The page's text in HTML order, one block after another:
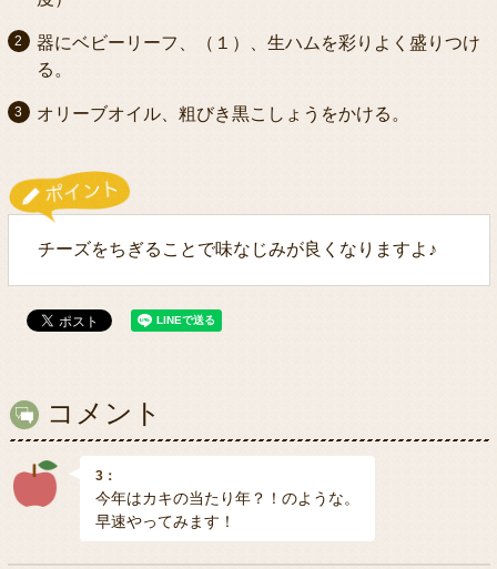
器にベビーリーフ、（１）、生ハムを彩りよく盛りつけ
る。
オリーブオイル、粗びき黒こしょうをかける。
チーズをちぎることで味なじみが良くなりますよ♪
コメント
3：
今年はカキの当たり年？！のような。
早速やってみます！